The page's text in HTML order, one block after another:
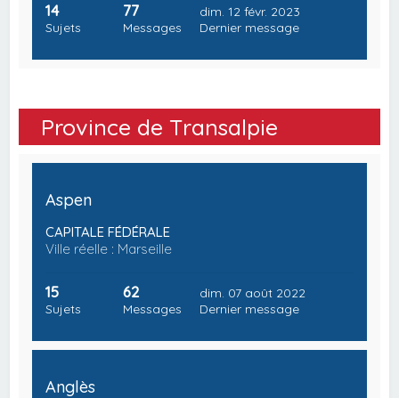
14
Sujets
77
Messages
dim. 12 févr. 2023
Dernier message
Province de Transalpie
Aspen
CAPITALE FÉDÉRALE
Ville réelle : Marseille
15
Sujets
62
Messages
dim. 07 août 2022
Dernier message
Anglès